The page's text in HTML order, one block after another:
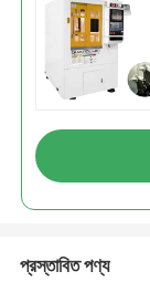
প্রস্তাবিত পণ্য